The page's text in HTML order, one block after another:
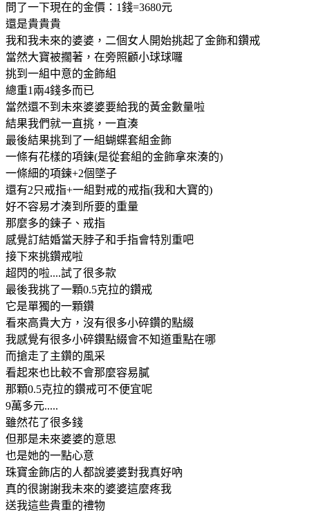
問了一下現在的金價：1錢=3680元
還是貴貴貴
我和我未來的婆婆，二個女人開始挑起了金飾和鑽戒
當然大寶被擱著，在旁照顧小球球囉
挑到一組中意的金飾組
總重1兩4錢多而已
當然還不到未來婆婆要給我的黃金數量啦
結果我們就一直挑，一直湊
最後結果挑到了一組蝴蝶套組金飾
一條有花樣的項鍊(是從套組的金飾拿來湊的)
一條細的項鍊+2個墜子
還有2只戒指+一組對戒的戒指(我和大寶的)
好不容易才湊到所要的重量
那麼多的鍊子、戒指
感覺訂結婚當天脖子和手指會特別重吧
接下來挑鑽戒啦
超閃的啦....試了很多款
最後我挑了一顆0.5克拉的鑽戒
它是單獨的一顆鑽
看來高貴大方，沒有很多小碎鑽的點綴
我感覺有很多小碎鑽點綴會不知道重點在哪
而搶走了主鑽的風采
看起來也比較不會那麼容易膩
那顆0.5克拉的鑽戒可不便宜呢
9萬多元.....
雖然花了很多錢
但那是未來婆婆的意思
也是她的一點心意
珠寶金飾店的人都說婆婆對我真好吶
真的很謝謝我未來的婆婆這麼疼我
送我這些貴重的禮物